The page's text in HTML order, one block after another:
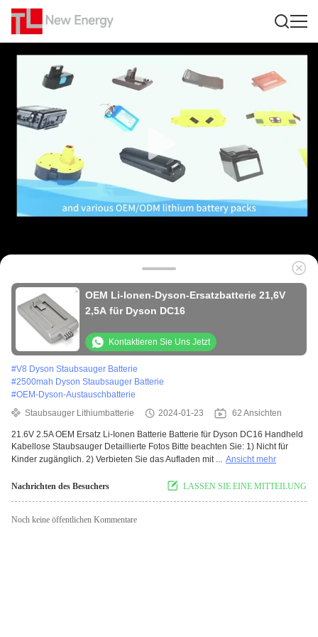
OEM Li-Ionen-Dyson-Ersatzbatterie 21,6V
2,5A für Dyson DC16
Kontaktieren Sie Uns Jetzt
#V8 Dyson Staubsauger Batterie
#2500mah Dyson Staubsauger Batterie
#OEM-Dyson-Austauschbatterie
Staubsauger Lithiumbatterie
2024-01-23 62 Ansichten
21.6V 2.5A OEM Ersatz Li-Ionen Batterie Batterie für Dyson DC16 Handheld
Kabellose Staubsauger Detaillierte Fotos Bitte beachten Sie: 1) Nicht für
Kinder zugänglich. 2) Verbieten Sie das Aufladen mit ... Ansicht mehr
Nachrichten des Besuchers LASSEN SIE EINE MITTEILUNG
Noch keine öffentlichen Kommentare